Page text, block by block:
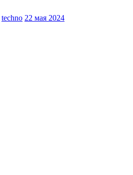
techno 22 мая 2024